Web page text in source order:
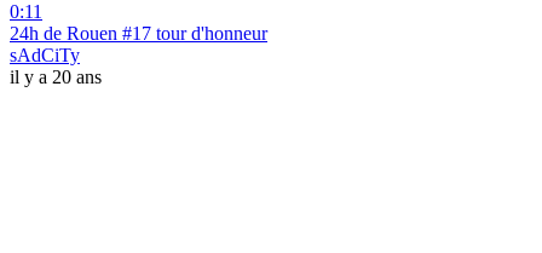
0:11
24h de Rouen #17 tour d'honneur
sAdCiTy
il y a 20 ans